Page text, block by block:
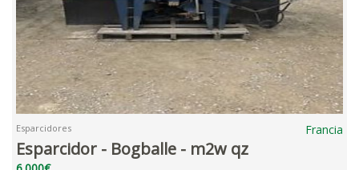
Esparcidores Francia
Esparcidor - Bogballe - m2w qz